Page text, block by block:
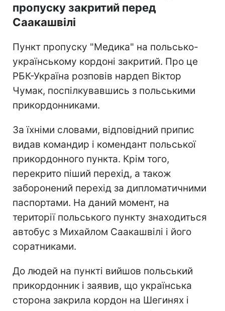
пропуску закритий перед
Саакашвілі
Пункт пропуску "Медика" на польсько-
українському кордоні закритий. Про це
РБК-Україна розповів нардеп Віктор
Чумак, поспілкувавшись з польськими
прикордонниками.
За їхніми словами, відповідний припис
видав командир і комендант польської
прикордонного пункта. Крім того,
перекрито піший перехід, а також
заборонений перехід за дипломатичними
паспортами. На даний момент, на
території польського пункту знаходиться
автобус з Михайлом Саакашвілі і його
соратниками.
До людей на пункті вийшов польський
прикордонник і заявив, що українська
сторона закрила кордон на Шегинях і